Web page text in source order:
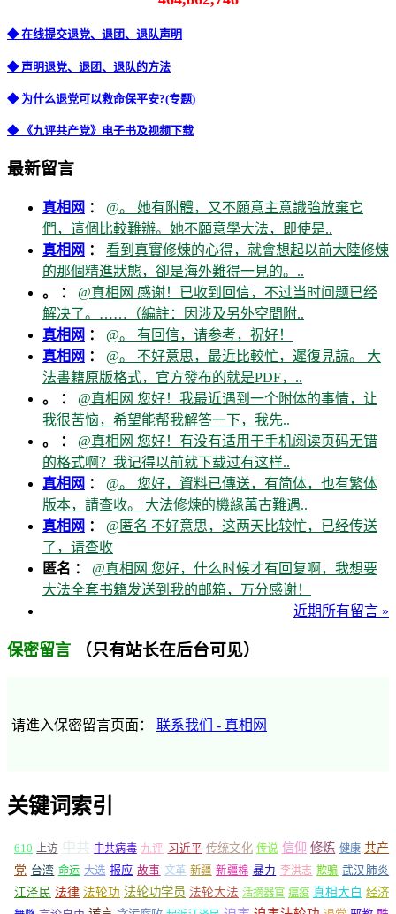
◆ 在线提交退党、退团、退队声明
◆ 声明退党、退团、退队的方法
◆ 为什么退党可以救命保平安?(专题)
◆ 《九评共产党》电子书及视频下载
最新留言
真相网 ： @。 她有附體，又不願意主意識強放棄它
們，這個比較難辦。她不願意學大法，即使是..
真相网 ： 看到真實修煉的心得，就會想起以前大陸修煉
的那個精進狀態，卻是海外難得一見的。..
。 ： @真相网 感谢！已收到回信，不过当时问题已经
解决了。……（編註：因涉及另外空間附..
真相网 ： @。 有回信，请参考，祝好！
真相网 ： @。 不好意思，最近比較忙，遲復見諒。 大
法書籍原版格式，官方發布的就是PDF，..
。 ： @真相网 您好！我最近遇到一个附体的事情，让
我很苦恼，希望能帮我解答一下，我先..
。 ： @真相网 您好！有没有适用于手机阅读页码无错
的格式啊？我记得以前就下载过有这样..
真相网 ： @。 您好，資料已傳送，有简体，也有繁体
版本，請查收。 大法修煉的機緣萬古難遇..
真相网 ： @匿名 不好意思，这两天比较忙，已经传送
了，请查收
匿名 ： @真相网 您好，什么时候才有回复啊，我想要
大法全套书籍发送到我的邮箱，万分感谢！
近期所有留言 »
保密留言 （只有站长在后台可见）
请進入保密留言页面： 联系我们 - 真相网
关键词索引
610 上访 中共 中共病毒 九评 习近平 传统文化 传说 信仰 修炼 健康 共产
党 台湾 命运 大选 报应 故事 文革 新疆 新疆棉 暴力 李洪志 欺骗 武汉肺炎
江泽民 法律 法轮功 法轮功学员 法轮大法 活摘器官 瘟疫 真相大白 经济